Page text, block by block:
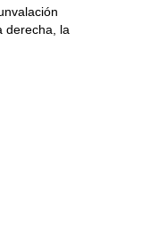
derecha, la